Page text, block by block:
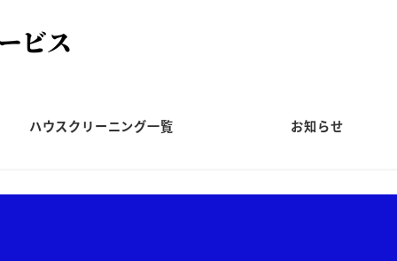
ハウスクリーニング一覧 お知らせ